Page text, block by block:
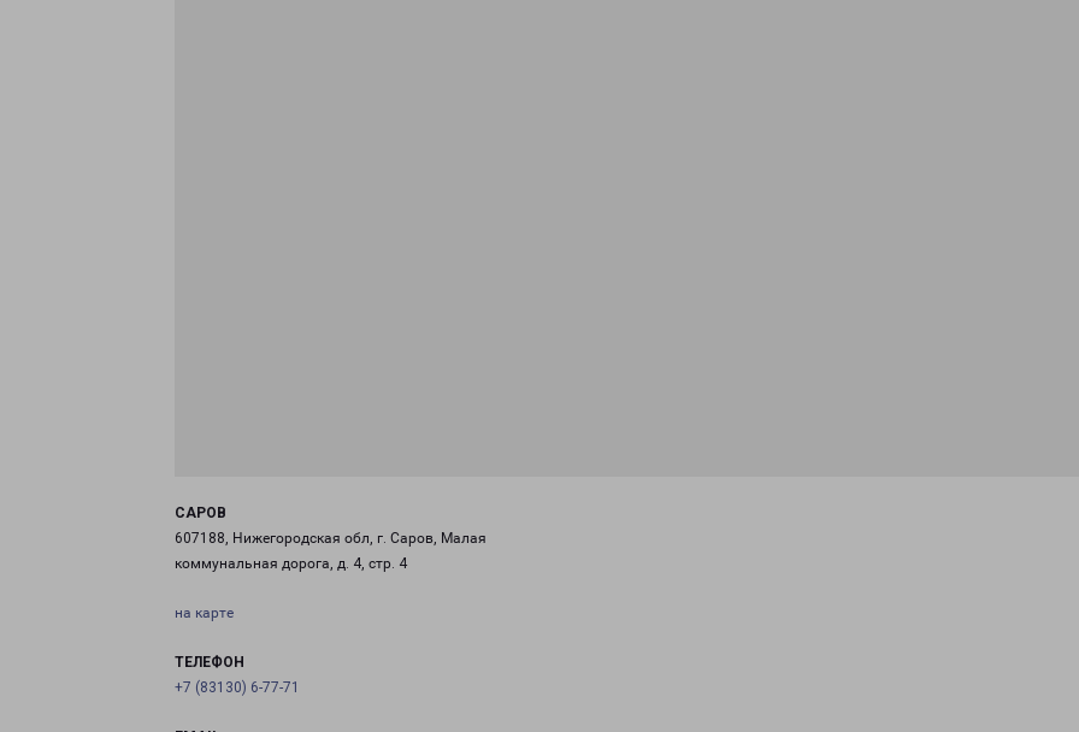
САРОВ
607188, Нижегородская обл, г. Саров, Малая
коммунальная дорога, д. 4, стр. 4
на карте
ТЕЛЕФОН
+7 (83130) 6-77-71